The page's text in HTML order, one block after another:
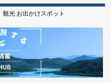
光 お出かけスポット